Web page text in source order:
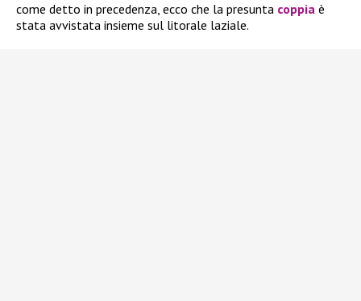
come detto in precedenza, ecco che la presunta coppia è
stata avvistata insieme sul litorale laziale.